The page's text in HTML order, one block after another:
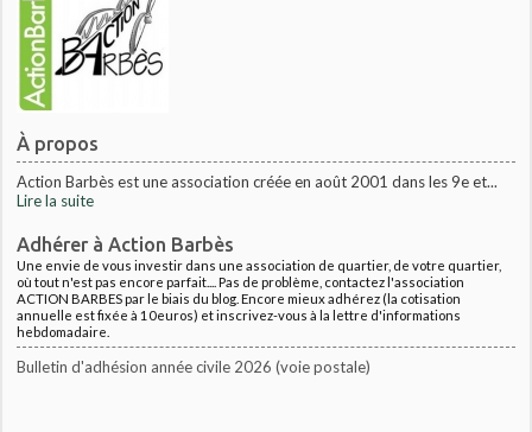
À propos
Action Barbès est une association créée en août 2001 dans les 9e et...
Lire la suite
Adhérer à Action Barbès
Une envie de vous investir dans une association de quartier, de votre quartier,
où tout n'est pas encore parfait.... Pas de problème, contactez l'association
ACTION BARBES par le biais du blog. Encore mieux adhérez (la cotisation
annuelle est fixée à 10euros) et inscrivez-vous à la lettre d'informations
hebdomadaire.
Bulletin d'adhésion année civile 2026 (voie postale)